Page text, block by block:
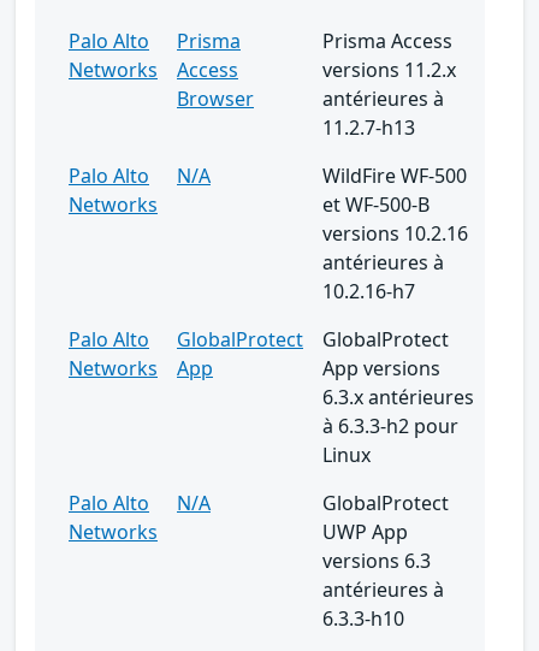
Palo Alto
Networks
Prisma
Access
Browser
Prisma Access
versions 11.2.x
antérieures à
11.2.7-h13
Palo Alto
Networks
N/A
WildFire WF-500
et WF-500-B
versions 10.2.16
antérieures à
10.2.16-h7
Palo Alto
Networks
GlobalProtect
App
GlobalProtect
App versions
6.3.x antérieures
à 6.3.3-h2 pour
Linux
Palo Alto
Networks
N/A
GlobalProtect
UWP App
versions 6.3
antérieures à
6.3.3-h10